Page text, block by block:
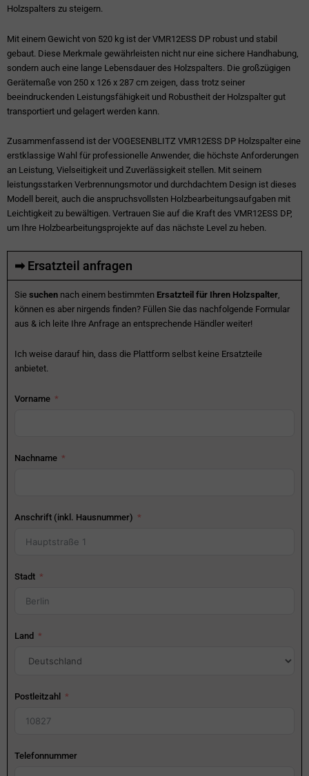
Holzspalters zu steigern.
Mit einem Gewicht von 520 kg ist der VMR12ESS DP robust und stabil
gebaut. Diese Merkmale gewährleisten nicht nur eine sichere Handhabung,
sondern auch eine lange Lebensdauer des Holzspalters. Die großzügigen
Gerätemaße von 250 x 126 x 287 cm zeigen, dass trotz seiner
beeindruckenden Leistungsfähigkeit und Robustheit der Holzspalter gut
transportiert und gelagert werden kann.
Zusammenfassend ist der VOGESENBLITZ VMR12ESS DP Holzspalter eine
erstklassige Wahl für professionelle Anwender, die höchste Anforderungen
an Leistung, Vielseitigkeit und Zuverlässigkeit stellen. Mit seinem
leistungsstarken Verbrennungsmotor und durchdachtem Design ist dieses
Modell bereit, auch die anspruchsvollsten Holzbearbeitungsaufgaben mit
Leichtigkeit zu bewältigen. Vertrauen Sie auf die Kraft des VMR12ESS DP,
um Ihre Holzbearbeitungsprojekte auf das nächste Level zu heben.
➡ Ersatzteil anfragen
Sie suchen nach einem bestimmten Ersatzteil für Ihren Holzspalter,
können es aber nirgends finden? Füllen Sie das nachfolgende Formular
aus & ich leite Ihre Anfrage an entsprechende Händler weiter!
Ich weise darauf hin, dass die Plattform selbst keine Ersatzteile
anbietet.
Vorname
Nachname
Anschrift (inkl. Hausnummer)
Stadt
Land
Postleitzahl
Telefonnummer